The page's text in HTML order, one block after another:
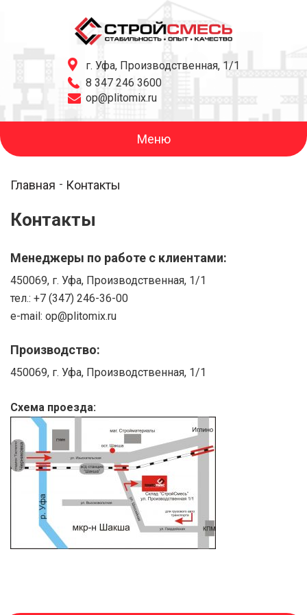
г. Уфа, Производственная, 1/1
8 347 246 3600
op@plitomix.ru
Меню
Главная Контакты
Контакты
Менеджеры по работе с клиентами:
450069, г. Уфа, Производственная, 1/1
тел.: +7 (347) 246-36-00
e-mail: op@plitomix.ru
Производство:
450069, г. Уфа, Производственная, 1/1
Схема проезда: